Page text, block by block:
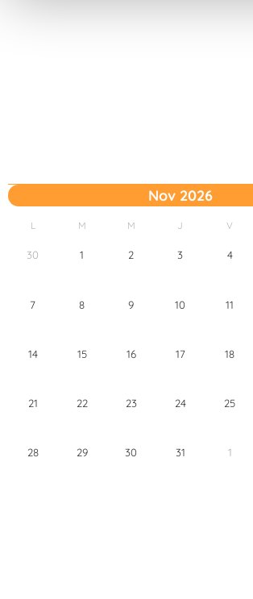
Nov 2026
L M M J V
30 1 2 3 4
7 8 9 10 11
14 15 16 17 18
21 22 23 24 25
28 29 30 31 1